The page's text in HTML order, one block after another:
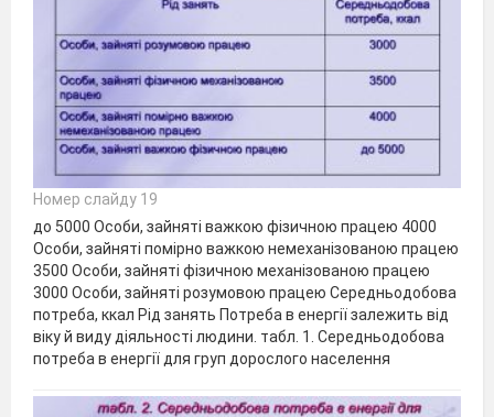
Номер слайду 19
до 5000 Особи, зайняті важкою фізичною працею 4000
Особи, зайняті помірно важкою немеханізованою працею
3500 Особи, зайняті фізичною механізованою працею
3000 Особи, зайняті розумовою працею Середньодобова
потреба, ккал Рід занять Потреба в енергії залежить від
віку й виду діяльності людини. табл. 1. Середньодобова
потреба в енергії для груп дорослого населення